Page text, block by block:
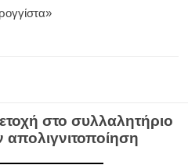
στο συλλαλητήριο
απολιγνιτοποίηση